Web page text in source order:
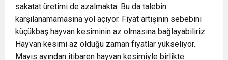
sakatat üretimi de azalmakta. Bu da talebin
karşılanamamasına yol açıyor. Fiyat artışının sebebini
küçükbaş hayvan kesiminin az olmasına bağlayabiliriz.
Hayvan kesimi az olduğu zaman fiyatlar yükseliyor.
Mayıs ayından itibaren hayvan kesimiyle birlikte